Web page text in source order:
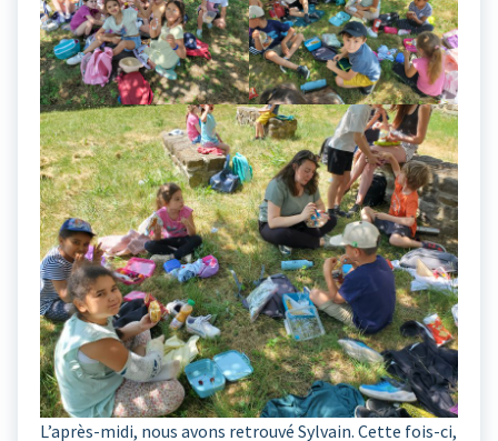
L’après-midi, nous avons retrouvé Sylvain. Cette fois-ci,